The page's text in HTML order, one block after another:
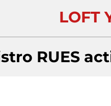
LOFT
RUES